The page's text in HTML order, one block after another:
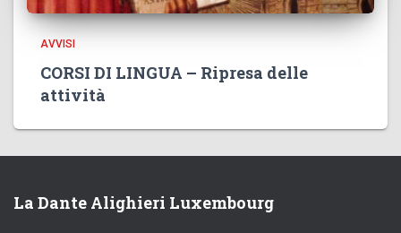
AVVISI
CORSI DI LINGUA – Ripresa delle
attività
La Dante Alighieri Luxembourg